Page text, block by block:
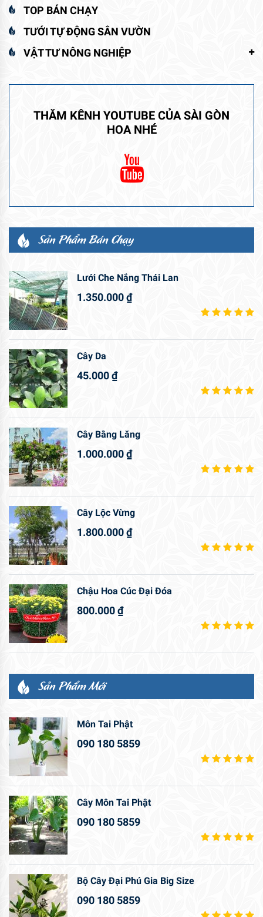
TOP BÁN CHẠY
TƯỚI TỰ ĐỘNG SÂN VƯỜN
VẬT TƯ NÔNG NGHIỆP
THĂM KÊNH YOUTUBE CỦA SÀI GÒN
HOA NHÉ
Sản Phẩm Bán Chạy
Lưới Che Nắng Thái Lan
1.350.000₫
Cây Da
45.000₫
Cây Bằng Lăng
1.000.000₫
Cây Lộc Vừng
1.800.000₫
Chậu Hoa Cúc Đại Đóa
800.000₫
Sản Phẩm Mới
Môn Tai Phật
090 180 5859
Cây Môn Tai Phật
090 180 5859
Bộ Cây Đại Phú Gia Big Size
090 180 5859